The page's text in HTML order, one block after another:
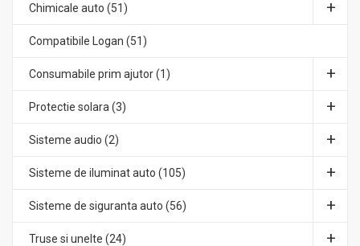
Chimicale auto (51)
Compatibile Logan (51)
Consumabile prim ajutor (1)
Protectie solara (3)
Sisteme audio (2)
Sisteme de iluminat auto (105)
Sisteme de siguranta auto (56)
Truse si unelte (24)